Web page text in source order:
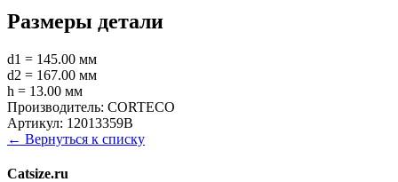
Размеры детали
d1 = 145.00 мм
d2 = 167.00 мм
h = 13.00 мм
Производитель: CORTECO
Артикул: 12013359B
← Вернуться к списку
Catsize.ru